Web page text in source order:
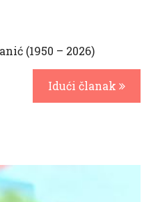
(1950 – 2026)
Idući članak